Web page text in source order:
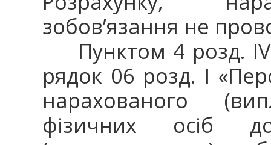
зобов’язання не
Пунктом 4 розд.
рядок 06 розд. І
нарахованого
фізичних осіб